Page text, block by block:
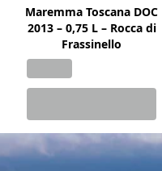
Maremma Toscana DOC
2013 – 0,75 L – Rocca di
Frassinello